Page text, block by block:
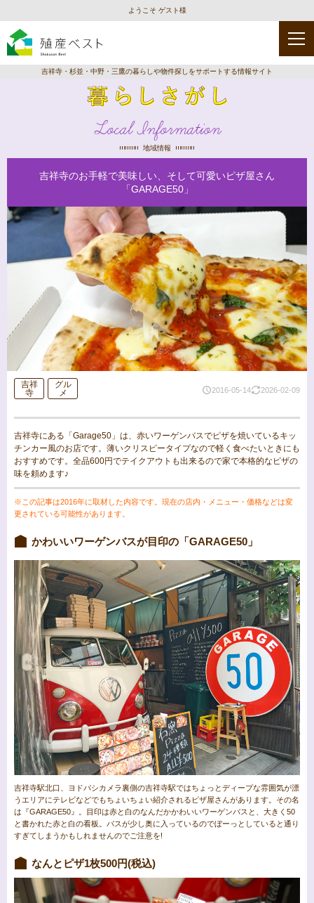
ようこそ ゲスト様
吉祥寺・杉並・中野・三鷹の暮らしや物件探しをサポートする情報サイト
Local Information
地域情報
吉祥寺のお手軽で美味しい、そして可愛いピザ屋さん
「GARAGE50」
吉祥
寺
グル
メ
2016-05-14 2026-02-09
吉祥寺にある「Garage50」は、赤いワーゲンバスでピザを焼いているキッ
チンカー風のお店です。薄いクリスピータイプなので軽く食べたいときにも
おすすめです。全品600円でテイクアウトも出来るので家で本格的なピザの
味を頼めます♪
※この記事は2016年に取材した内容です。現在の店内・メニュー・価格などは変
更されている可能性があります。
かわいいワーゲンバスが目印の「GARAGE50」
吉祥寺駅北口、ヨドバシカメラ裏側の吉祥寺駅ではちょっとディープな雰囲気が漂
うエリアにテレビなどでもちょいちょい紹介されるピザ屋さんがあります。その名
は『GARAGE50』。目印は赤と白のなんだかかわいいワーゲンバスと、大きく50
と書かれた赤と白の看板。バスが少し奥に入っているのでぼーっとしていると通り
すぎてしまうかもしれませんのでご注意を!
なんとピザ1枚500円(税込)